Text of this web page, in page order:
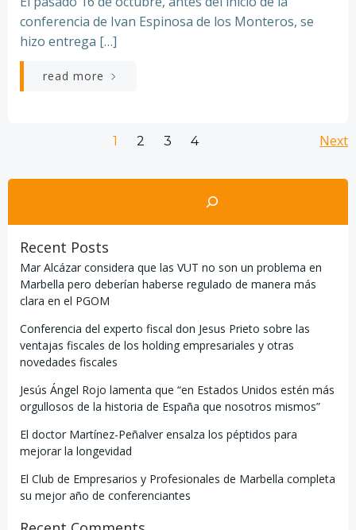
conferencia de Ivan Espinosa de los Monteros, se
hizo entrega […]
read more
Navegación
por
las
entradas
Página
1 Página
2 Página
3 Página
4 Next
Buscar
Recent Posts
Mar Alcázar considera que las VUT no son un problema en
Marbella pero deberían haberse regulado de manera más
clara en el PGOM
Conferencia del experto fiscal don Jesus Prieto sobre las
ventajas fiscales de los holding empresariales y otras
novedades fiscales
Jesús Ángel Rojo lamenta que “en Estados Unidos estén más
orgullosos de la historia de España que nosotros mismos”
El doctor Martínez-Peñalver ensalza los péptidos para
mejorar la longevidad
El Club de Empresarios y Profesionales de Marbella completa
su mejor año de conferenciantes